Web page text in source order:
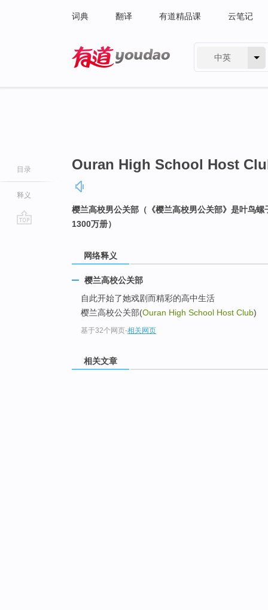
词典 翻译 有道精品课 云笔记
中英
目录
释义
Ouran High School Host
樱兰高校男公关部（《樱兰高校男公关部》是叶鸟
1300万册）
网络释义
樱兰高校公关部
自此开始了她戏剧而精彩的高中生活
樱兰高校公关部(Ouran High School Host Club)
基于32个网页-相关网页
相关文章